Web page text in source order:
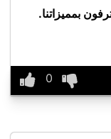
بمميزاتنا.